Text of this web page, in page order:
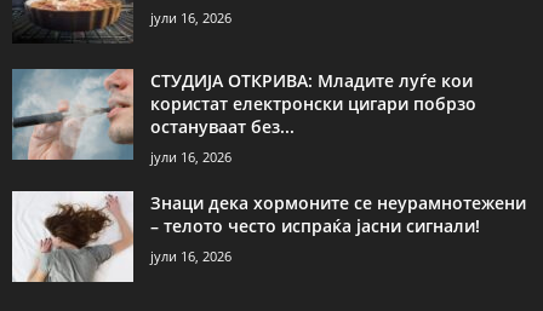
јули 16, 2026
СТУДИЈА ОТКРИВА: Младите луѓе кои
користат електронски цигари побрзо
остануваат без...
јули 16, 2026
Знаци дека хормоните се неурамнотежени
– телото често испраќа јасни сигнали!
јули 16, 2026